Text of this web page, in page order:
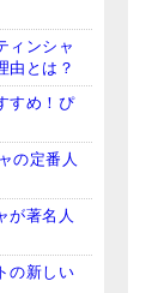
ィンシャ
由とは？
すめ！ぴ
の定番人
が著名人
の新しい